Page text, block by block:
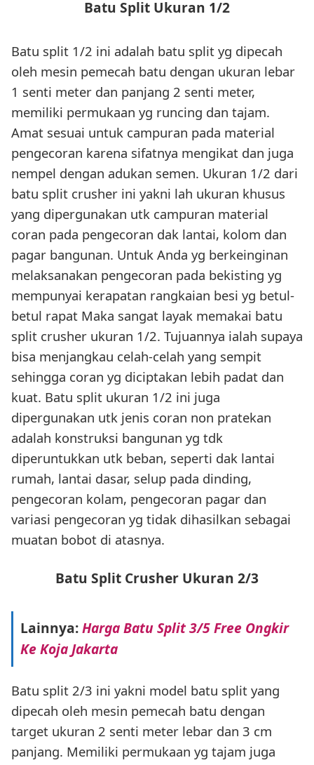
Batu Split Ukuran 1/2
Batu split 1/2 ini adalah batu split yg dipecah
oleh mesin pemecah batu dengan ukuran lebar
1 senti meter dan panjang 2 senti meter,
memiliki permukaan yg runcing dan tajam.
Amat sesuai untuk campuran pada material
pengecoran karena sifatnya mengikat dan juga
nempel dengan adukan semen. Ukuran 1/2 dari
batu split crusher ini yakni lah ukuran khusus
yang dipergunakan utk campuran material
coran pada pengecoran dak lantai, kolom dan
pagar bangunan. Untuk Anda yg berkeinginan
melaksanakan pengecoran pada bekisting yg
mempunyai kerapatan rangkaian besi yg betul-
betul rapat Maka sangat layak memakai batu
split crusher ukuran 1/2. Tujuannya ialah supaya
bisa menjangkau celah-celah yang sempit
sehingga coran yg diciptakan lebih padat dan
kuat. Batu split ukuran 1/2 ini juga
dipergunakan utk jenis coran non pratekan
adalah konstruksi bangunan yg tdk
diperuntukkan utk beban, seperti dak lantai
rumah, lantai dasar, selup pada dinding,
pengecoran kolam, pengecoran pagar dan
variasi pengecoran yg tidak dihasilkan sebagai
muatan bobot di atasnya.
Batu Split Crusher Ukuran 2/3
Lainnya:Harga Batu Split 3/5 Free Ongkir
Ke Koja Jakarta
Batu split 2/3 ini yakni model batu split yang
dipecah oleh mesin pemecah batu dengan
target ukuran 2 senti meter lebar dan 3 cm
panjang. Memiliki permukaan yg tajam juga